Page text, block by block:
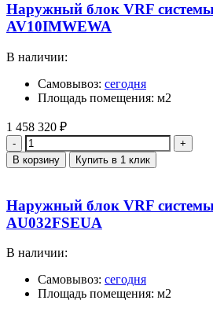
Наружный блок VRF
AV10IMWEWA
В наличии:
Самовывоз: сегодня
Площадь помещения: м2
1 458 320 ₽
Количество
В корзину Купить в 1 клик
Наружный блок VRF
AU032FSEUA
В наличии:
Самовывоз: сегодня
Площадь помещения: м2